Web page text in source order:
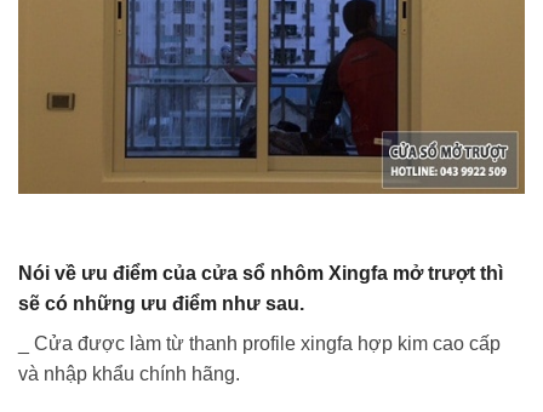
Nói về ưu điểm của cửa sổ nhôm Xingfa mở trượt thì
sẽ có những ưu điểm như sau.
_ Cửa được làm từ thanh profile xingfa hợp kim cao cấp
và nhập khẩu chính hãng.